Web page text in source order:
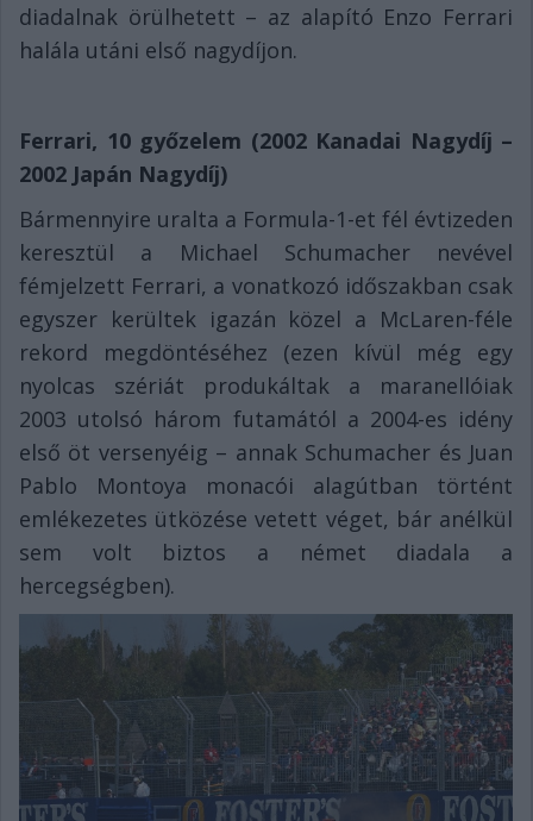
diadalnak örülhetett – az alapító Enzo Ferrari
halála utáni első nagydíjon.
Ferrari, 10 győzelem (2002 Kanadai Nagydíj –
2002 Japán Nagydíj)
Bármennyire uralta a Formula-1-et fél évtizeden
keresztül a Michael Schumacher nevével
fémjelzett Ferrari, a vonatkozó időszakban csak
egyszer kerültek igazán közel a McLaren-féle
rekord megdöntéséhez (ezen kívül még egy
nyolcas szériát produkáltak a maranellóiak
2003 utolsó három futamától a 2004-es idény
első öt versenyéig – annak Schumacher és Juan
Pablo Montoya monacói alagútban történt
emlékezetes ütközése vetett véget, bár anélkül
sem volt biztos a német diadala a
hercegségben).